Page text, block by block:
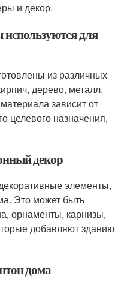
и декор.
для
из различных
дерево, металл,
зависит от
целевого назначения,
декор
элементы,
Это может быть
орнаменты, карнизы,
добавляют зданию
дома